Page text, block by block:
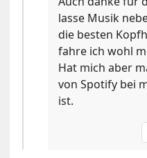
lasse Musik
die besten
fahre ich wohl
Hat mich aber
von Spotify bei
ist.